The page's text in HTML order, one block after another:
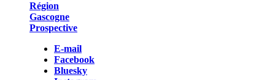
Région
Gascogne
Prospective
E-mail
Facebook
Bluesky